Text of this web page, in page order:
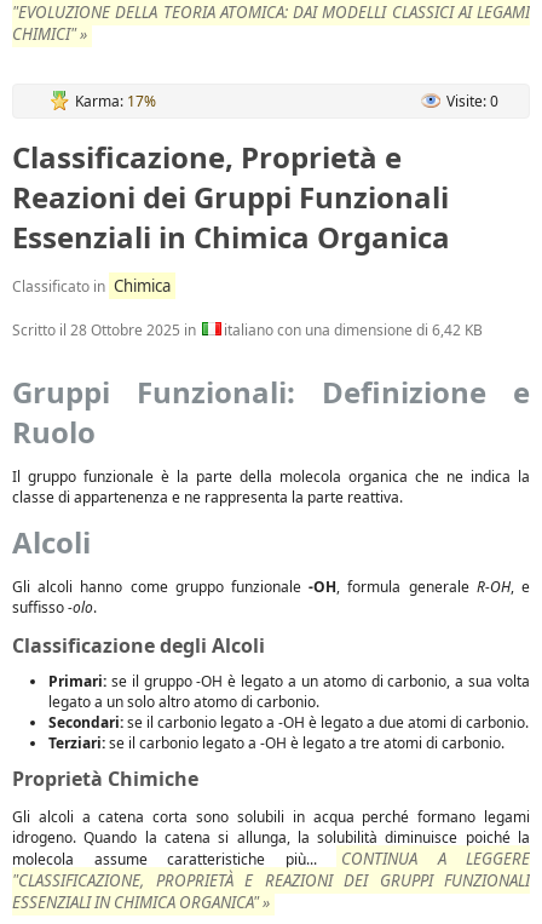
"EVOLUZIONE DELLA TEORIA ATOMICA: DAI MODELLI CLASSICI AI LEGAMI
CHIMICI" »
Karma: 17% Visite: 0
Classificazione, Proprietà e
Reazioni dei Gruppi Funzionali
Essenziali in Chimica Organica
Classificato in Chimica
Scritto il 28 Ottobre 2025 in italiano con una dimensione di 6,42 KB
Gruppi Funzionali: Definizione e
Ruolo
Il gruppo funzionale è la parte della molecola organica che ne indica la
classe di appartenenza e ne rappresenta la parte reattiva.
Alcoli
Gli alcoli hanno come gruppo funzionale-OH, formula generale R-OH, e
suffisso-olo.
Classificazione degli Alcoli
Primari: se il gruppo -OH è legato a un atomo di carbonio, a sua volta
legato a un solo altro atomo di carbonio.
Secondari:se il carbonio legato a -OH è legato a due atomi di carbonio.
Terziari:se il carbonio legato a -OH è legato a tre atomi di carbonio.
Proprietà Chimiche
Gli alcoli a catena corta sono solubili in acqua perché formano legami
idrogeno. Quando la catena si allunga, la solubilità diminuisce poiché la
molecola assume caratteristiche più...
CONTINUA A LEGGERE
"CLASSIFICAZIONE, PROPRIETÀ E REAZIONI DEI GRUPPI FUNZIONALI
ESSENZIALI IN CHIMICA ORGANICA" »